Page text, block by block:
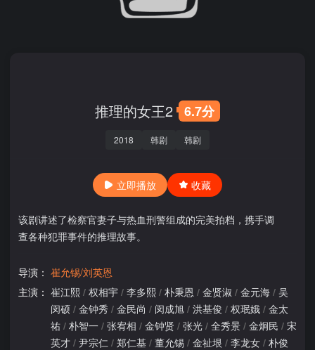
推理的女王2 6.7分
2018 韩剧 韩剧
立即播放 收藏
该剧讲述了检察官妻子与热血刑警组成的完美拍档，携手调
查各种犯罪事件的推理故事。
导演： 崔允锡/刘英恩
主演： 崔江熙 / 权相宇 / 李多熙 / 朴秉恩 / 金贤淑 / 金元海 / 吴
闵硕 / 金钟秀 / 金民尚 / 闵成旭 / 洪基俊 / 权珉娥 / 金太
祐 / 朴智一 / 张宥相 / 金钟贤 / 张光 / 全秀景 / 金炯民 / 宋
英才 / 尹宗仁 / 郑仁基 / 董允锡 / 金祉垠 / 李龙女 / 朴俊